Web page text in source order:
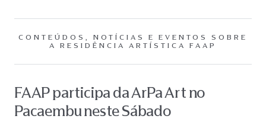
CONTEÚDOS, NOTÍCIAS E EVENTOS SOBRE
A RESIDÊNCIA ARTÍSTICA FAAP
FAAP participa da ArPa Art no
Pacaembu neste Sábado